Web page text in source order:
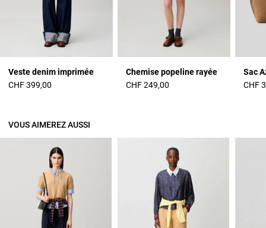
Veste denim imprimée
CHF 399,00
Chemise popeline rayée
CHF 249,00
Sac
CHF
VOUS AIMEREZ AUSSI